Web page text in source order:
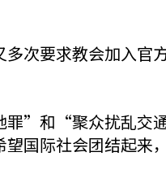
次要求教会加入官
罪”和“聚众扰乱交
国际社会团结起来